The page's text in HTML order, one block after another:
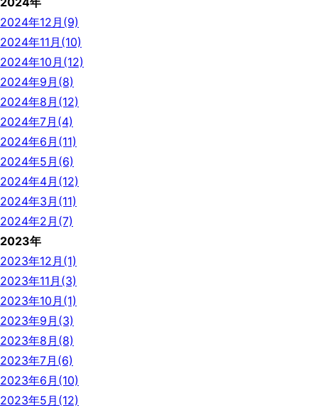
2024年12月(9)
2024年11月(10)
2024年10月(12)
2024年9月(8)
2024年8月(12)
2024年7月(4)
2024年6月(11)
2024年5月(6)
2024年4月(12)
2024年3月(11)
2024年2月(7)
2023年
2023年12月(1)
2023年11月(3)
2023年10月(1)
2023年9月(3)
2023年8月(8)
2023年7月(6)
2023年6月(10)
2023年5月(12)